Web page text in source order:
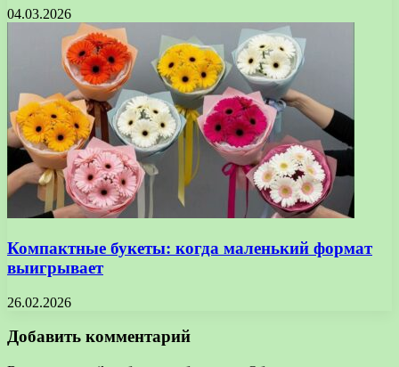
04.03.2026
Компактные букеты: когда маленький формат
выигрывает
26.02.2026
Добавить комментарий